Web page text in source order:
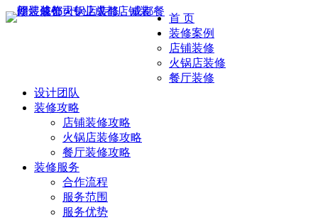
首 页
装修案例
店铺装修
火锅店装修
餐厅装修
设计团队
装修攻略
店铺装修攻略
火锅店装修攻略
餐厅装修攻略
装修服务
合作流程
服务范围
服务优势